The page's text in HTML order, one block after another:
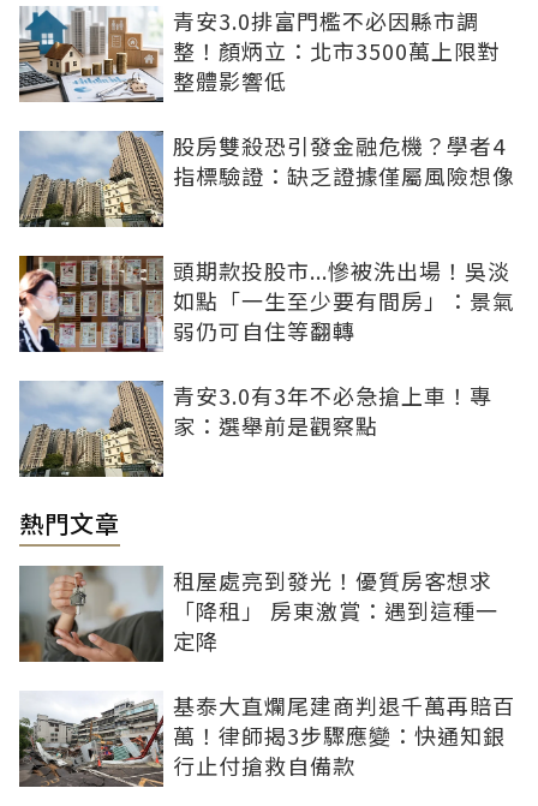
青安3.0排富門檻不必因縣市調
整！顏炳立：北市3500萬上限對
整體影響低
股房雙殺恐引發金融危機？學者4
指標驗證：缺乏證據僅屬風險想像
頭期款投股市...慘被洗出場！吳淡
如點「一生至少要有間房」：景氣
弱仍可自住等翻轉
青安3.0有3年不必急搶上車！專
家：選舉前是觀察點
熱門文章
租屋處亮到發光！優質房客想求
「降租」 房東激賞：遇到這種一
定降
基泰大直爛尾建商判退千萬再賠百
萬！律師揭3步驟應變：快通知銀
行止付搶救自備款